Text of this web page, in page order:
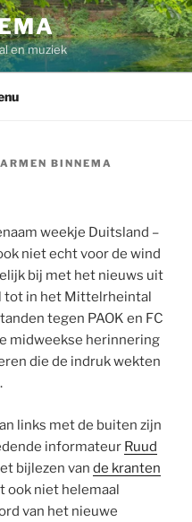
en muziek
BINNEMA
weekje Duitsland –
niet echt voor de wind
bij met het nieuws uit
tot in het Mittelrheintal
tegen PAOK en FC
midweekse herinnering
die de indruk wekten
links met de buiten zijn
informateur Ruud
bijlezen van de kranten
ook niet helemaal
van het nieuwe